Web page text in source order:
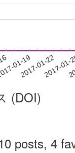
01-19
2017-01-22
2017-
(DOI)
posts, 4